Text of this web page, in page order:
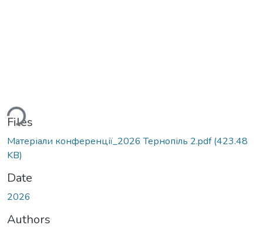
Files
Матеріали конференції_2026 Тернопіль 2.pdf(423.48
KB)
Date
2026
Authors